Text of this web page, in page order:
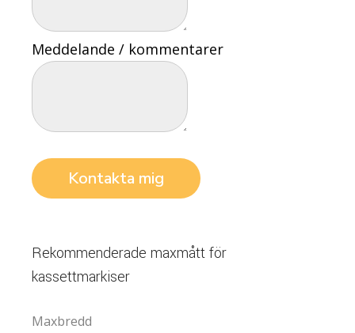
Meddelande / kommentarer
Rekommenderade maxmått för
kassettmarkiser
Maxbredd